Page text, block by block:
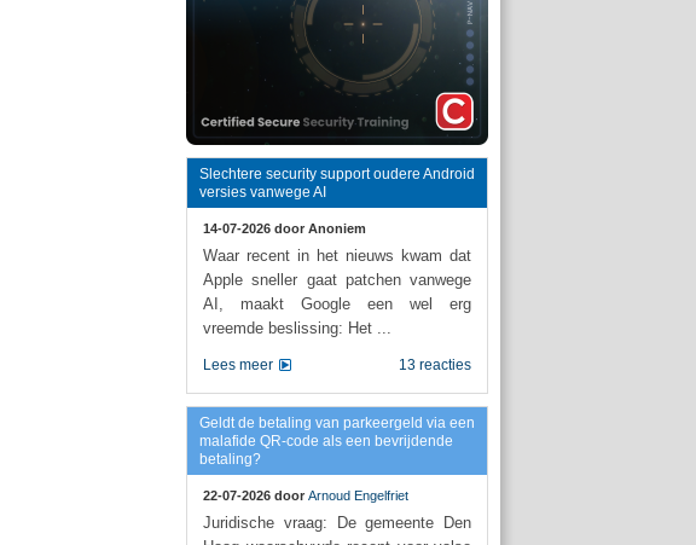
Slechtere security support oudere Android
versies vanwege AI
14-07-2026 door Anoniem
Waar recent in het nieuws kwam dat
Apple sneller gaat patchen vanwege
AI, maakt Google een wel erg
vreemde beslissing: Het ...
13 reacties
Lees meer
Geldt de betaling van parkeergeld via een
malafide QR-code als een bevrijdende
betaling?
22-07-2026 door Arnoud Engelfriet
Juridische vraag: De gemeente Den